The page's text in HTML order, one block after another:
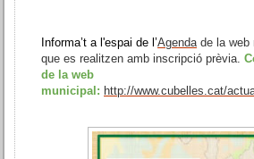
Informa’t a l'espai de l’Agenda de la web
que es realitzen amb inscripció prèvia.
de la web
municipal: http://www.cubelles.cat/